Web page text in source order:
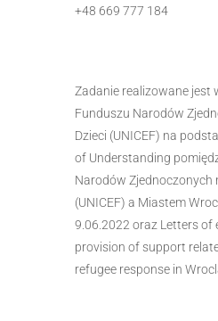
+48 669 777 184
Zadanie realizowane jest
Funduszu Narodów
Dzieci (UNICEF) na
of Understanding
Narodów Zjednoczonych
(UNICEF) a Miastem
9.06.2022 oraz Letters of
provision of support
refugee response in